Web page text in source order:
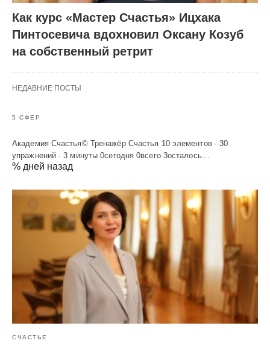
Как курс «Мастер Счастья» Ицхака
Пинтосевича вдохновил Оксану Козуб
на собственный ретрит
НЕДАВНИЕ ПОСТЫ
5 СФЕР
Академия Счастья© Тренажёр Счастья 10 элементов · 30
упражнений · 3 минуты 0сегодня 0всего 3осталось…
% дней назад
СЧАСТЬЕ